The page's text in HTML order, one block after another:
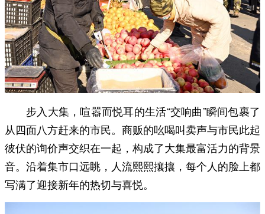
步入大集，喧嚣而悦耳的生活“交响曲”瞬间包裹了
从四面八方赶来的市民。商贩的吆喝叫卖声与市民此起
彼伏的询价声交织在一起，构成了大集最富活力的背景
音。沿着集市口远眺，人流熙熙攘攘，每个人的脸上都
写满了迎接新年的热切与喜悦。